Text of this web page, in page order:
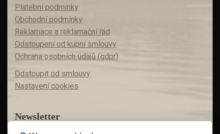
Platební podmínky
Obchodní podmínky
Reklamace a reklamační řád
Odstoupení od kupní smlouvy
Ochrana osobních údajů (gdpr)
Odstoupit od smlouvy
Nastavení cookies
Newsletter